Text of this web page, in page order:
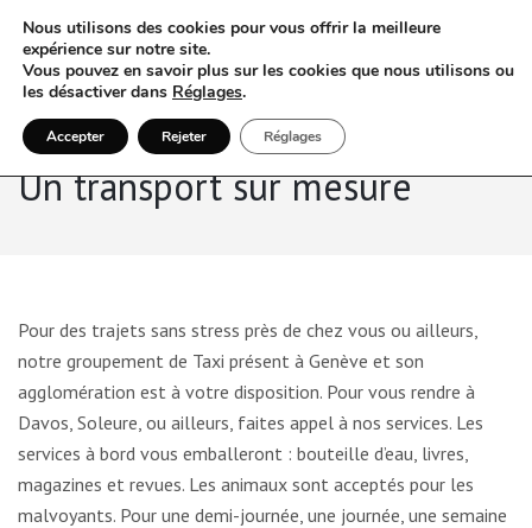
Un transport sur mesure
Pour des trajets sans stress près de chez vous ou ailleurs,
notre groupement de Taxi présent à Genève et son
agglomération est à votre disposition. Pour vous rendre à
Davos, Soleure, ou ailleurs, faites appel à nos services. Les
services à bord vous emballeront : bouteille d’eau, livres,
magazines et revues. Les animaux sont acceptés pour les
malvoyants. Pour une demi-journée, une journée, une semaine
Nous utilisons des cookies pour vous offrir la meilleure
expérience sur notre site.
Vous pouvez en savoir plus sur les cookies que nous utilisons ou
les désactiver dans Réglages.
Accepter Rejeter Réglages